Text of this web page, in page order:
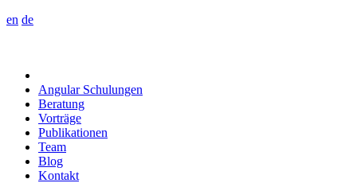
en de
Angular Schulungen
Beratung
Vorträge
Publikationen
Team
Blog
Kontakt